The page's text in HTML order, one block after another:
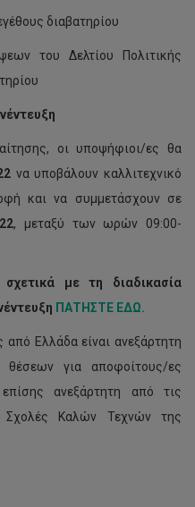
διαβατηρίου
του Δελτίου Πολιτικής
οι υποψήφιοι/ες θα
να υποβάλουν καλλιτεχνικό
και να συμμετάσχουν σε
, μεταξύ των ωρών 09:00-
σχετικά με τη διαδικασία
ΠΑΤΗΣΤΕ ΕΔΩ.
Ελλάδα είναι ανεξάρτητη
θέσεων για αποφοίτους/ες
ανεξάρτητη από τις
Σχολές Καλών Τεχνών της